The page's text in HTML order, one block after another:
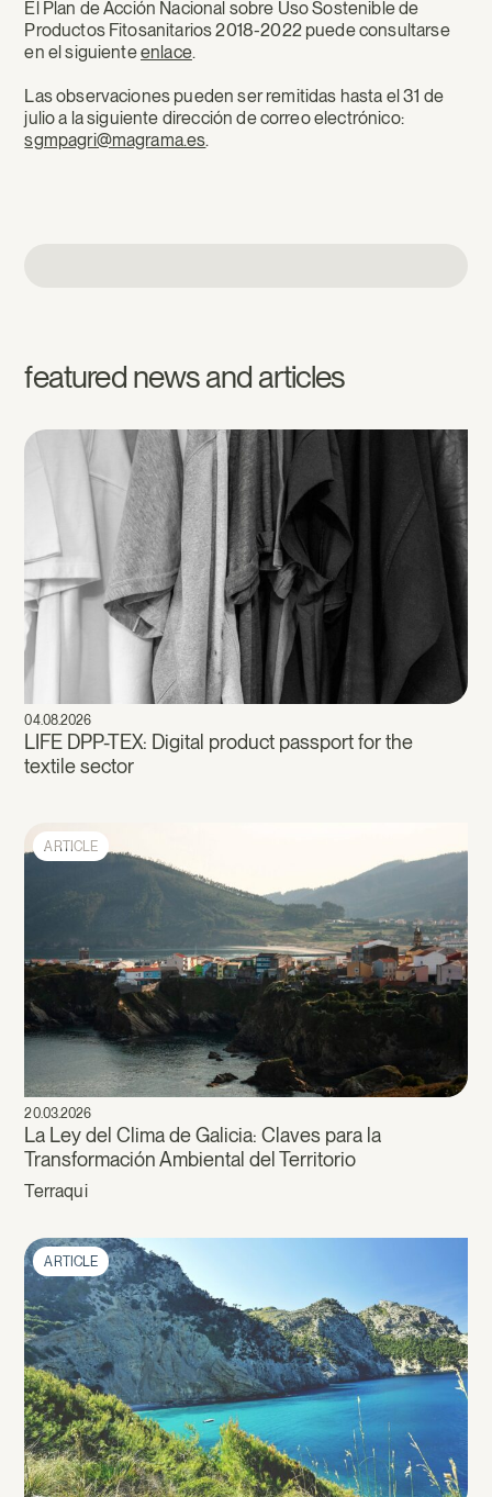
El Plan de Acción Nacional sobre Uso Sostenible de
Productos Fitosanitarios 2018-2022 puede consultarse
en el siguienteenlace.
Las observaciones pueden ser remitidas hasta el 31 de
julio a la siguiente dirección de correo electrónico:
sgmpagri@magrama.es.
featured news and articles
04.08.2026
LIFE DPP-TEX: Digital product passport for the
textile sector
ARTICLE
20.03.2026
La Ley del Clima de Galicia: Claves para la
Transformación Ambiental del Territorio
Terraqui
ARTICLE